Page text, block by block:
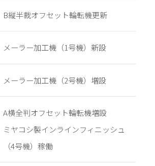
B縦半裁オフセット輪転機更新
メーラー加工機（1号機）新設
メーラー加工機（2号機）増設
A横全判オフセット輪転機増設
ミヤコシ製インラインフィニッシュ
（4号機）稼働